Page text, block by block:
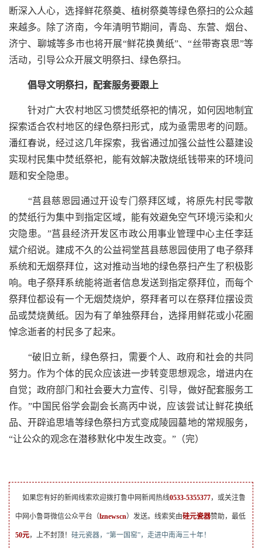
断深入人心，选择鲜花祭奠、植树祭奠等绿色祭扫的公众越
来越多。除了济南，今年清明节期间，青岛、东营、烟台、
济宁、聊城等多市也将开展“鲜花换黄纸”、“丝带寄哀思”等
活动，引导公众开展文明祭扫、绿色祭扫。
倡导文明祭扫，配套服务要跟上
针对广大农村地区习惯焚纸祭祀的情况，如何因地制宜
探索适合农村地区的绿色祭扫形式，成为亟需思考的问题。
潘红春说，经过这几年探索，我省通过加强公益性公墓建设
实现村民集中焚纸祭祀，能有效解决散烧纸钱带来的环境问
题和安全隐患。
“莒县慈恩园通过开设专门祭拜区域，将原先村民零散
的焚纸行为集中到指定区域，能有效避免空气环境污染和火
灾隐患。”莒县经济开发区市政公用事业管理中心主任李廷
斌介绍说。建成不久的公益祠堂莒县慈恩园使用了电子祭拜
系统和无烟祭拜位，这对推动当地的绿色祭扫产生了积极影
响。电子祭拜系统能将逝者信息发送到指定祭拜位，而每个
祭拜位都设有一个无烟焚烧炉，祭拜者可以在祭拜位摆设贡
品或焚烧黄纸。因为有了单独祭拜台，选择用鲜花或小花圈
悼念逝者的村民多了起来。
“破旧立新，绿色祭扫，需要个人、政府和社会的共同
努力。作为个体的民众应该进一步转变思想观念，增进内在
自觉；政府部门和社会要大力宣传、引导，做好配套服务工
作。”中国民俗学会副会长高丙中说，应该尝试让鲜花换纸
品、开辟追思墙等绿色祭扫方式变成陵园墓地的常规服务，
“让公众的观念在潜移默化中发生改变。”（完）
如果您有好的新闻线索欢迎拨打鲁中网新闻热线0533-5355377，或关注鲁
中网小鲁哥微信公众平台（lznewscn）发送。线索奖由硅元瓷器赞助，最低
50元，上不封顶！ 硅元瓷器，“第一国窑”，走进中南海三十年！